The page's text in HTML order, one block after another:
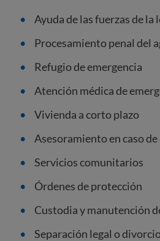
Ayuda de las fuerzas de la
Procesamiento penal del
Refugio de emergencia
Atención médica de
Vivienda a corto plazo
Asesoramiento en caso
Servicios comunitarios
Órdenes de protección
Custodia y manutención
Separación legal o